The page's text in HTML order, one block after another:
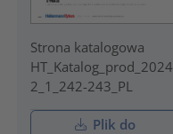
Strona katalogowa
HT_Katalog_prod_2024_
2_1_242-243_PL
Plik do